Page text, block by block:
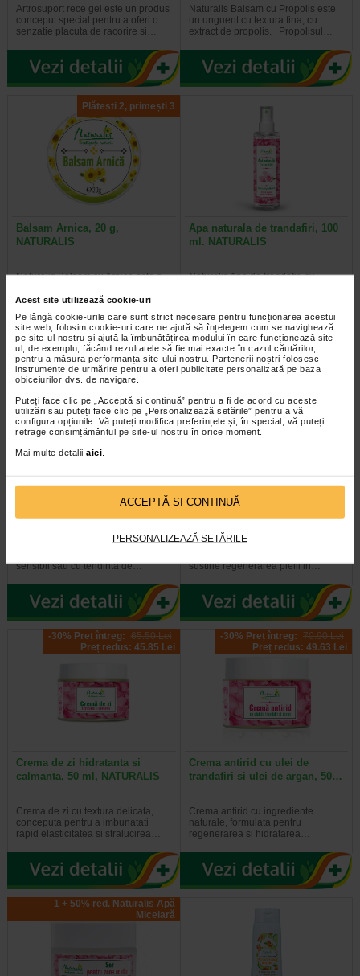
Acest site utilizează cookie-uri
Pe lângă cookie-urile care sunt strict necesare pentru funcționarea acestui
site web, folosim cookie-uri care ne ajută să înțelegem cum se navighează
pe site-ul nostru și ajută la îmbunătățirea modului în care funcționează site-
ul, de exemplu, făcând rezultatele să fie mai exacte în cazul căutărilor,
pentru a măsura performanța site-ului nostru. Partenerii noștri folosesc
instrumente de urmărire pentru a oferi publicitate personalizată pe baza
obiceiurilor dvs. de navigare.
Puteți face clic pe „Acceptă si continuă” pentru a fi de acord cu aceste
utilizări sau puteți face clic pe „Personalizează setările” pentru a vă
configura opțiunile. Vă puteți modifica preferințele și, în special, vă puteți
retrage consimțământul pe site-ul nostru în orice moment.
Mai multe detalii aici
ACCEPTĂ SI CONTINUĂ
PERSONALIZEAZĂ SETĂRILE
Artrosuport rece gel este un produs
conceput special pentru a oferi o
senzatie placuta de racorire si…
Naturalis Balsam cu Propolis este
un unguent cu textura fina, cu
extract de propolis. Propolisul…
Plătești 2, primești 3
Balsam Arnica, 20 g,
NATURALIS
Naturalis Balsam cu Arnica este o
cu actiune antiinflamatoare si…
Apa naturala de trandafiri, 100
ml. NATURALIS
Naturalis Apa de trandafiri cu
Apa micelara purificatoare 3 in
1, 300 ml, NATURALIS
Aceasta apa micelara delicata este
sensibil sau cu tendinta de…
-30% Preț întreg: 65,50 Lei
Crema de noapte nutritiva, 50
ml, NATURALIS
Crema de noapte cu textura bogata
sustine regenerarea pielii in…
-30% Preț întreg: 65.50 Lei
Preț redus: 45.85 Lei
Crema de zi hidratanta si
calmanta, 50 ml, NATURALIS
Crema de zi cu textura delicata,
conceputa pentru a imbunatati
rapid elasticitatea si stralucirea…
-30% Preț întreg: 70.90 Lei
Preț redus: 49.63 Lei
Crema antirid cu ulei de
trandafiri si ulei de argan, 50…
Crema antirid cu ingrediente
naturale, formulata pentru
regenerarea si hidratarea…
1 + 50% red. Naturalis Apă
Micelară